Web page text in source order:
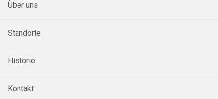
Über uns
Standorte
Historie
Kontakt